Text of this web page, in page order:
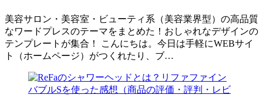
美容サロン・美容室・ビューティ系（美容業界型）の高品質
なワードプレスのテーマをまとめた！おしゃれなデザインの
テンプレートが集合！ こんにちは。今日は手軽にWEBサイ
ト（ホームページ）がつくれたり、ブ…